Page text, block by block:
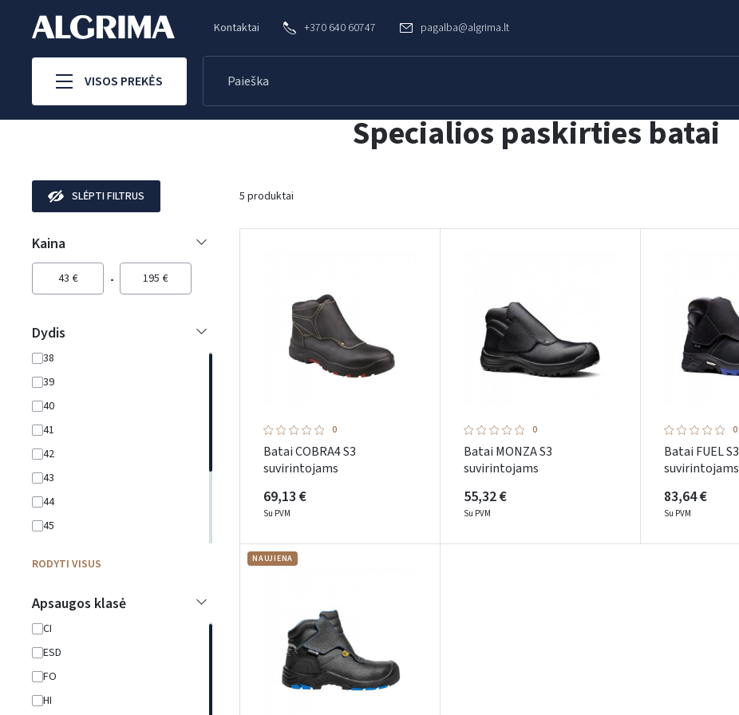
Kontaktai +370 640 60747 pagalba@algrima.lt
VISOS PREKĖS
Specialios paskirties batai
SLĖPTI FILTRUS
Kaina
43 € 195 €
Dydis
38
39
40
41
42
43
44
45
48
49
50
RODYTI VISUS
Apsaugos klasė
CI
ESD
FO
HI
5 produktai
0
Batai COBRA4 S3
suvirintojams
69,13 €
Su PVM
0
Batai MONZA S3
suvirintojams
55,32 €
Su PVM
0
Batai FUEL S3
suvirintojams
83,64 €
Su PVM
NAUJIENA